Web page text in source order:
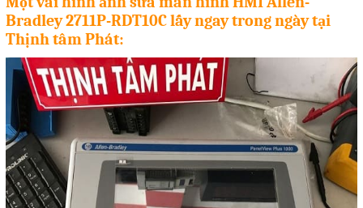
Bradley 2711P-RDT10C lấy ngay trong ngày tại
Thịnh tâm Phát:
Sửa Bộ điều khiển Servo, Bộ
điều khiển motor bước
Sửa chữa bộ nguồn
Sửa motor - Quấn motor
Sửa Cân Điện Tử
Lập trình PLC
Lập trình màn hình HMI